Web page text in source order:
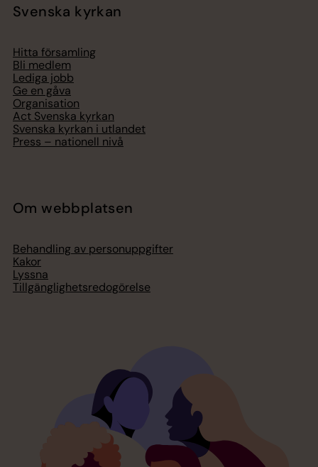
Svenska kyrkan
Hitta församling
Bli medlem
Lediga jobb
Ge en gåva
Organisation
Act Svenska kyrkan
Svenska kyrkan i utlandet
Press – nationell nivå
Om webbplatsen
Behandling av personuppgifter
Kakor
Lyssna
Tillgänglighetsredogörelse